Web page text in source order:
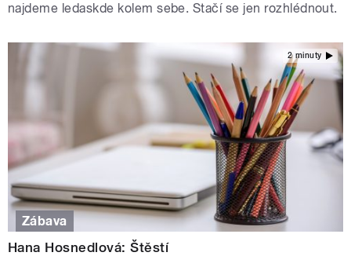
najdeme ledaskde kolem sebe. Stačí se jen rozhlédnout.
2 minuty
Zábava
Hana Hosnedlová: Štěstí